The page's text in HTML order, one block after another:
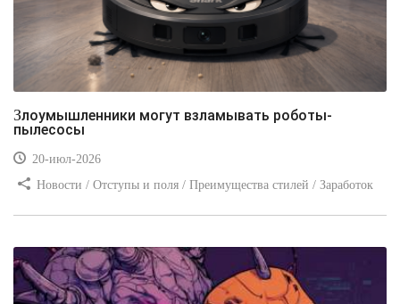
Злоумышленники могут взламывать роботы-
пылесосы
20-июл-2026
Новости / Отступы и поля / Преимущества стилей / Заработок